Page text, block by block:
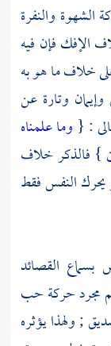
الشهوة والنفرة
الإفك فإن فيه
خلاف ما هو به
وتارة عن
: { وما علمناه
} فالذكر خلاف
النفس فقط
بسماع القصائد
مجرد حركة حب
; ولهذا يؤثره